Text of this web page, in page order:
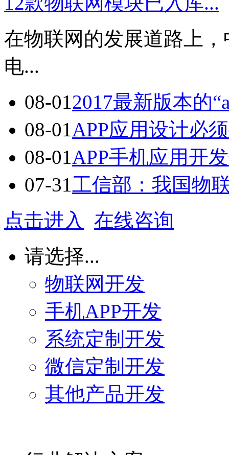
在物联网的发展道路上
电...
08-012017最新版本的
08-01APP应用设计必
08-01APP手机应用开
07-31工信部：我国物
点击进入
在线咨询
请选择...
物联网开发
手机APP开发
系统定制开发
微信定制开发
其他产品开发